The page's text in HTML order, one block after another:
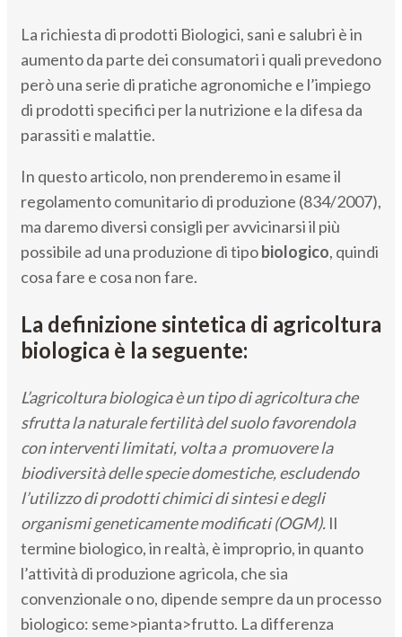
La richiesta di prodotti Biologici, sani e salubri è in
aumento da parte dei consumatori i quali prevedono
però una serie di pratiche agronomiche e l’impiego
di prodotti specifici per la nutrizione e la difesa da
parassiti e malattie.
In questo articolo, non prenderemo in esame il
regolamento comunitario di produzione (834/2007),
ma daremo diversi consigli per avvicinarsi il più
possibile ad una produzione di tipobiologico, quindi
cosa fare e cosa non fare.
La definizione sintetica di agricoltura
biologica è la seguente:
L’agricoltura biologica è un tipo di agricoltura che
sfrutta la naturale fertilità del suolo favorendola
con interventi limitati, volta a promuovere la
biodiversità delle specie domestiche, escludendo
l’utilizzo di prodotti chimici di sintesi e degli
organismi geneticamente modificati (OGM). Il
termine biologico, in realtà, è improprio, in quanto
l’attività di produzione agricola, che sia
convenzionale o no, dipende sempre da un processo
biologico: seme>pianta>frutto. La differenza